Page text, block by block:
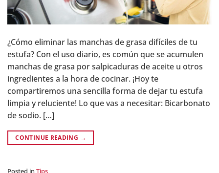
¿Cómo eliminar las manchas de grasa difíciles de tu
estufa? Con el uso diario, es común que se acumulen
manchas de grasa por salpicaduras de aceite u otros
ingredientes a la hora de cocinar. ¡Hoy te
compartiremos una sencilla forma de dejar tu estufa
limpia y reluciente! Lo que vas a necesitar: Bicarbonato
de sodio. […]
CONTINUE READING →
Posted in Tips